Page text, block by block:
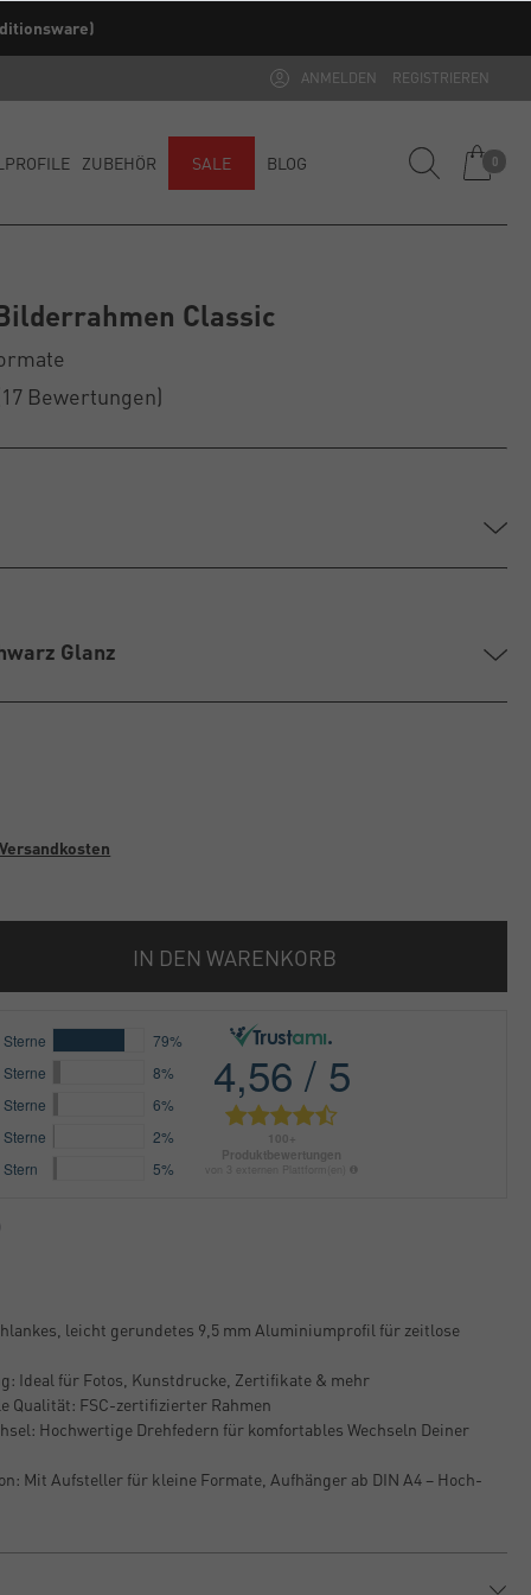
ANMELDEN REGISTRIEREN
ZUBEHÖR SALE BLOG 0
Classic
Bewertungen)
Glanz
Versandkosten
IN DEN WARENKORB
leicht gerundetes 9,5 mm Aluminiumprofil für zeitlose
Ideal für Fotos, Kunstdrucke, Zertifikate & mehr
Qualität: FSC-zertifizierter Rahmen
Hochwertige Drehfedern für komfortables Wechseln Deiner
Mit Aufsteller für kleine Formate, Aufhänger ab DIN A4 – Hoch-